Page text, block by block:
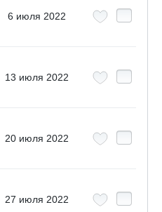
6 июля 2022
13 июля 2022
20 июля 2022
27 июля 2022